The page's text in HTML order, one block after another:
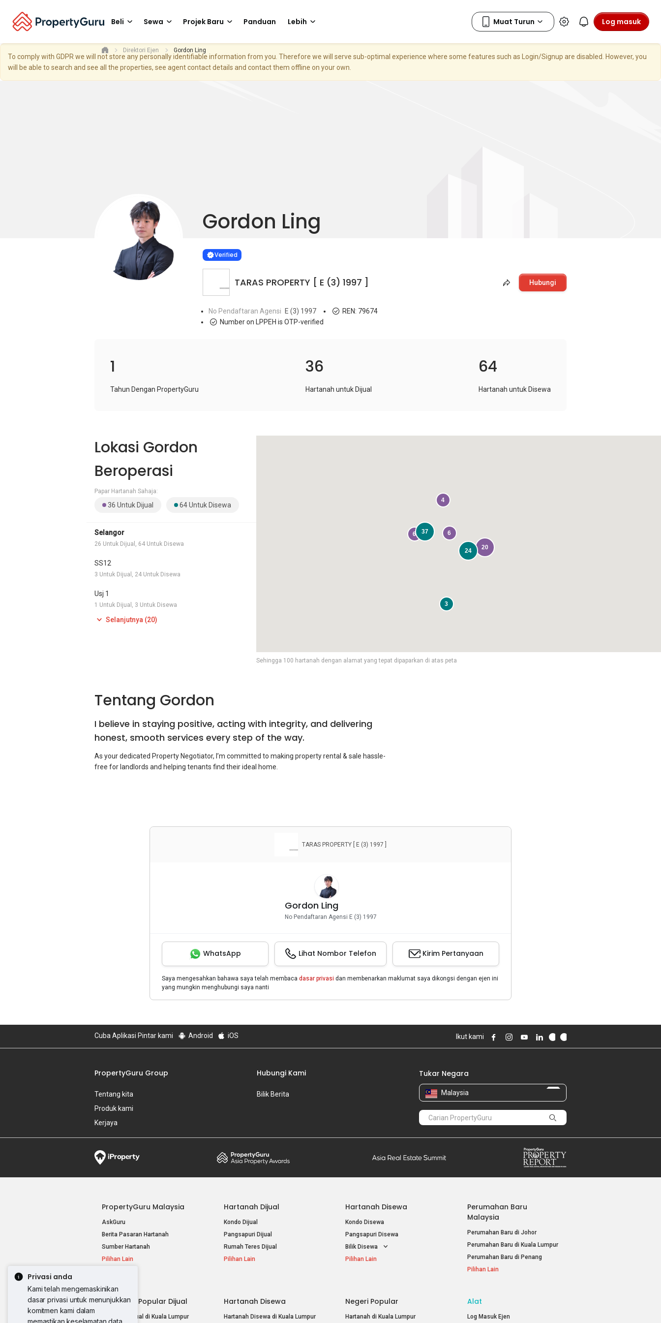
Beli Sewa Projek Baru Panduan Lebih Log masuk
Privasi anda
Kami telah mengemaskinikan
dasar privasi untuk menunjukkan
komitmen kami dalam
memastikan keselamatan data
To comply with GDPR we will not store any personally identifiable information from you. Therefore we will serve sub-optimal experience where some features such as Login/Signup are disabled. However, you
will be able to search and see all the properties, see agent contact details and contact them offline on your own.
Direktori Ejen Gordon Ling
Gordon Ling
VERIFIED
Verified
TARAS PROPERTY [ E (3) 1997 ] Hubungi
No Pendaftaran Agensi E (3) 1997 REN: 79674
Number on LPPEH is OTP-verified
1
Tahun Dengan PropertyGuru
36
Hartanah untuk Dijual
64
Hartanah untuk Disewa
Lokasi Gordon
Beroperasi
Papar Hartanah Sahaja:
36 Untuk Dijual 64 Untuk Disewa
Selangor
26 Untuk Dijual, 64 Untuk Disewa
SS12
3 Untuk Dijual, 24 Untuk Disewa
Usj 1
1 Untuk Dijual, 3 Untuk Disewa
Selanjutnya (20)
Sehingga 100 hartanah dengan alamat yang tepat dipaparkan di atas peta
20
6 6
4
24
3
37
Tentang Gordon
I believe in staying positive, acting with integrity, and delivering
honest, smooth services every step of the way.
As your dedicated Property Negotiator, I’m committed to making property rental & sale hassle-
TARAS PROPERTY [ E (3) 1997 ]
Gordon Ling
No Pendaftaran Agensi E (3) 1997
WhatsApp Lihat Nombor Telefon Kirim Pertanyaan
Saya mengesahkan bahawa saya telah membaca dasar privasi dan membenarkan maklumat saya dikongsi dengan ejen ini
yang mungkin menghubungi saya nanti
Cuba Aplikasi Pintar kami Android iOS Ikut kami
PropertyGuru Group
Tentang kita
Produk kami
Kerjaya
Hubungi Kami
Bilik Berita
Tukar Negara
Malaysia
PropertyGuru Malaysia
AskGuru
Berita Pasaran Hartanah
Sumber Hartanah
Pilihan Lain
Hartanah Dijual
Kondo Dijual
Pangsapuri Dijual
Rumah Teres Dijual
Pilihan Lain
Hartanah Disewa
Kondo Disewa
Pangsapuri Disewa
Bilik Disewa
Pilihan Lain
Perumahan Baru
Malaysia
Perumahan Baru di Johor
Perumahan Baru di Kuala Lumpur
Perumahan Baru di Penang
Pilihan Lain
Hartanah Popular Dijual
Hartanah Dijual di Kuala Lumpur
Hartanah Disewa
Hartanah Disewa di Kuala Lumpur
Negeri Popular
Hartanah di Kuala Lumpur
Alat
Log Masuk Ejen
Learn more